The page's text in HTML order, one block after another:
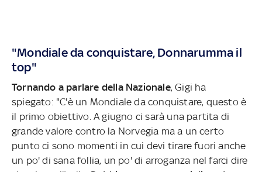
"Mondiale da conquistare, Donnarumma il
top"
Tornando a parlare della Nazionale, Gigi ha
spiegato: "C'è un Mondiale da conquistare, questo è
il primo obiettivo. A giugno ci sarà una partita di
grande valore contro la Norvegia ma a un certo
punto ci sono momenti in cui devi tirare fuori anche
un po' di sana follia, un po' di arroganza nel farci dire